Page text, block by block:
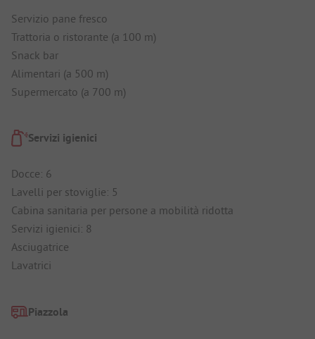
Servizio pane fresco
Trattoria o ristorante (a 100 m)
Snack bar
Alimentari (a 500 m)
Supermercato (a 700 m)
Servizi igienici
Docce: 6
Lavelli per stoviglie: 5
Cabina sanitaria per persone a mobilità ridotta
Servizi igienici: 8
Asciugatrice
Lavatrici
Piazzola